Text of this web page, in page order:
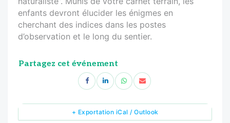
enfants devront élucider les énigmes en
cherchant des indices dans les postes
d’observation et le long du sentier.
Partagez cet événement
+ Exportation iCal / Outlook